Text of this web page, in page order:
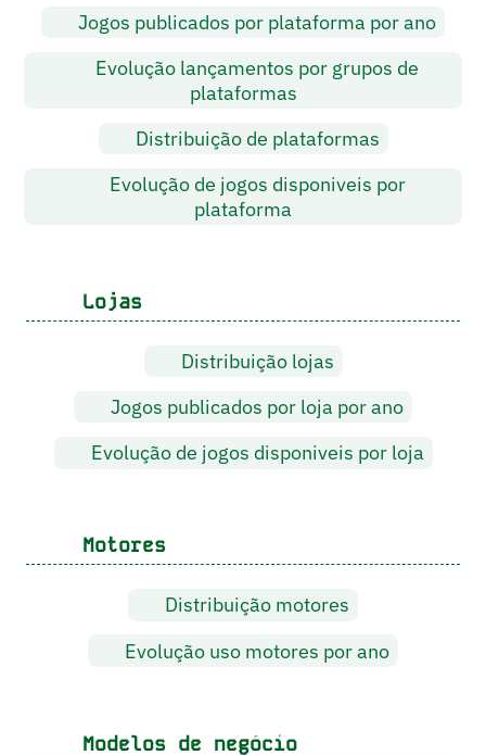
Jogos publicados por plataforma por ano
Evolução lançamentos por grupos de
plataformas
Distribuição de plataformas
Evolução de jogos disponiveis por
plataforma
Lojas
Distribuição lojas
Jogos publicados por loja por ano
Evolução de jogos disponiveis por loja
Motores
Distribuição motores
Evolução uso motores por ano
Modelos de negócio